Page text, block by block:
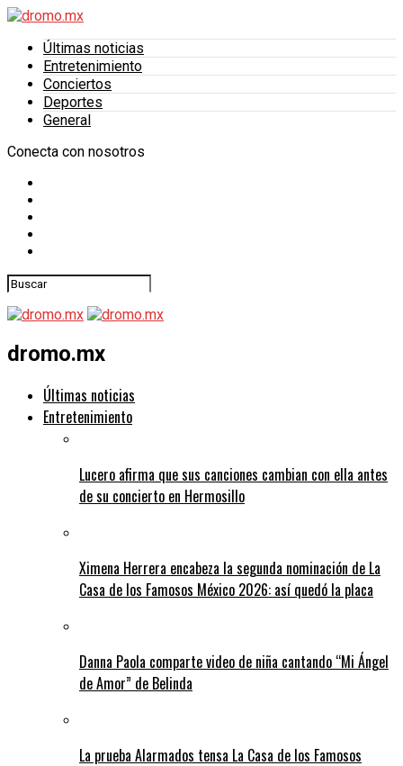
Últimas noticias
Entretenimiento
Conciertos
Deportes
General
Conecta con nosotros
dromo.mx
Últimas noticias
Entretenimiento
Lucero afirma que sus canciones cambian con ella antes
de su concierto en Hermosillo
Ximena Herrera encabeza la segunda nominación de La
Casa de los Famosos México 2026: así quedó la placa
Danna Paola comparte video de niña cantando “Mi Ángel
de Amor” de Belinda
La prueba Alarmados tensa La Casa de los Famosos